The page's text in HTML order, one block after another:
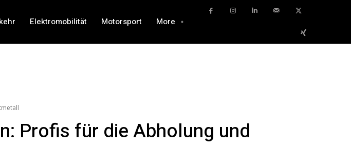
Elektromobilität Motorsport More
Profis für die Abholung und